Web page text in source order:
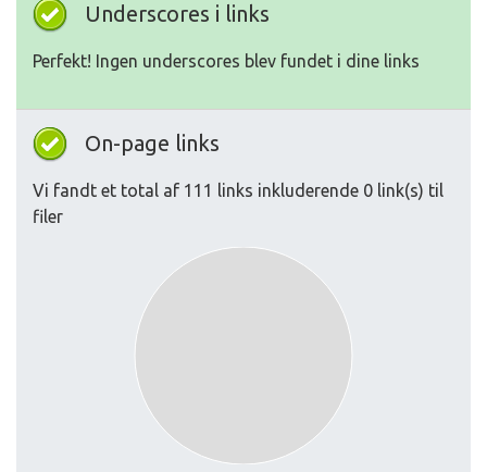
Underscores i links
Perfekt! Ingen underscores blev fundet i dine links
On-page links
Vi fandt et total af 111 links inkluderende 0 link(s) til
filer